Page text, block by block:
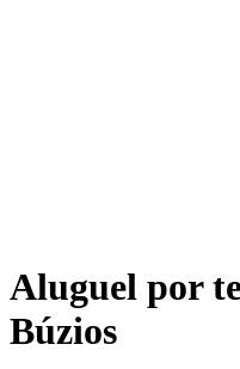
Aluguel por
Búzios